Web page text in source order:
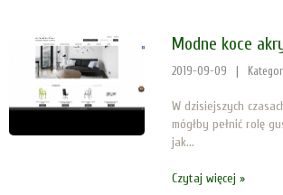
Modne koce
2019-09-09
W dzisiejszych
mógłby pełnić rolę
jak...
Czytaj więcej »